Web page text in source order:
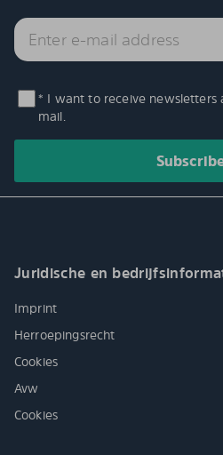
* I want to receive newsletters
mail.
Juridische en
Imprint
Herroepingsrecht
Cookies
Avw
Cookies